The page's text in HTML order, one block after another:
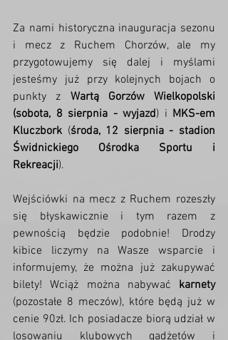
Za nami historyczna inauguracja sezonu
i mecz z Ruchem Chorzów, ale my
przygotowujemy się dalej i myślami
jesteśmy już przy kolejnych bojach o
punkty z Wartą Gorzów Wielkopolski
(sobota, 8 sierpnia - wyjazd) i MKS-em
Kluczbork (środa, 12 sierpnia - stadion
Świdnickiego Ośrodka Sportu i
Rekreacji).
Wejściówki na mecz z Ruchem rozeszły
się błyskawicznie i tym razem z
pewnością będzie podobnie! Drodzy
kibice liczymy na Wasze wsparcie i
informujemy, że można już zakupywać
bilety! Wciąż można nabywać karnety
(pozostałe 8 meczów), które będą już w
cenie 90zł. Ich posiadacze biorą udział w
losowaniu klubowych gadżetów i